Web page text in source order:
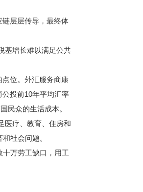
层层传导，最终体
基增长难以满足公共
位。外汇服务商康
公投前10年平均汇率
民众的生活成本。
医疗、教育、住房和
社会问题。
万劳工缺口，用工